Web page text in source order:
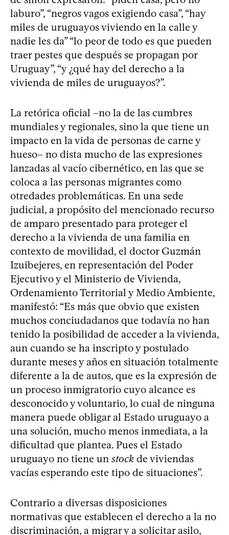
laburo”, “negros vagos exigiendo casa”, “hay
miles de uruguayos viviendo en la calle y
nadie les da” “lo peor de todo es que pueden
traer pestes que después se propagan por
Uruguay”, “y ¿qué hay del derecho a la
vivienda de miles de uruguayos?”.
La retórica oficial –no la de las cumbres
mundiales y regionales, sino la que tiene un
impacto en la vida de personas de carne y
hueso– no dista mucho de las expresiones
lanzadas al vacío cibernético, en las que se
coloca a las personas migrantes como
otredades problemáticas. En una sede
judicial, a propósito del mencionado recurso
de amparo presentado para proteger el
derecho a la vivienda de una familia en
contexto de movilidad, el doctor Guzmán
Izuibejeres, en representación del Poder
Ejecutivo y el Ministerio de Vivienda,
Ordenamiento Territorial y Medio Ambiente,
manifestó: “Es más que obvio que existen
muchos conciudadanos que todavía no han
tenido la posibilidad de acceder a la vivienda,
aun cuando se ha inscripto y postulado
durante meses y años en situación totalmente
diferente a la de autos, que es la expresión de
un proceso inmigratorio cuyo alcance es
desconocido y voluntario, lo cual de ninguna
manera puede obligar al Estado uruguayo a
una solución, mucho menos inmediata, a la
dificultad que plantea. Pues el Estado
uruguayo no tiene un stock de viviendas
vacías esperando este tipo de situaciones”.
Contrario a diversas disposiciones
normativas que establecen el derecho a la no
discriminación, a migrar y a solicitar asilo,